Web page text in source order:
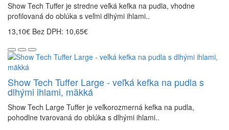
Show Tech Tuffer je stredne veľká kefka na pudla, vhodne
profilovaná do oblúka s veľmi dlhými ihlami..
13,10€ Bez DPH: 10,65€
Show Tech Tuffer Large - veľká kefka na pudla s
dlhými ihlami, mäkká
Show Tech Large Tuffer je veľkorozmerná kefka na pudla,
pohodlne tvarovaná do oblúka s dlhými ihlami..